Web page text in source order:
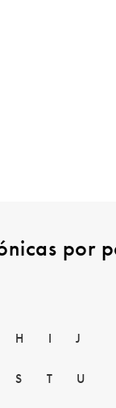
por
H J
S T U